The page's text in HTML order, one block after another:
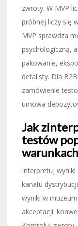
zwroty. W MVP
próbnej liczy się
MVP sprawdza
psychologiczną,
pakowanie,
detalisty. Dla
zamówienie
umowa
Jak
testów
Interpretuj
kanału
wyniki w
akceptacji: